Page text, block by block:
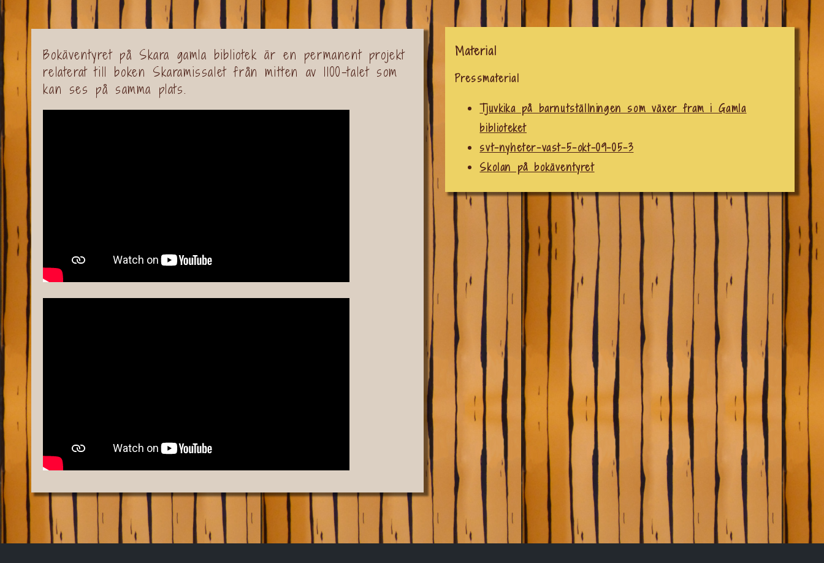
Bokäventyret på Skara gamla bibliotek är en permanent projekt
relaterat till boken Skaramissalet från mitten av 1100-talet som
kan ses på samma plats.
Material
Pressmaterial
Tjuvkika på barnutställningen som växer fram i Gamla
biblioteket
svt-nyheter-vast-5-okt-09-05-3
Skolan på bokäventyret